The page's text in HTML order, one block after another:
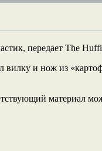
передает The
и нож из
материал